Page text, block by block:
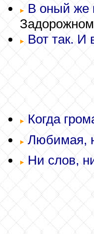
В оный же
Вот так. И
Когда
Любимая,
Ни слов,